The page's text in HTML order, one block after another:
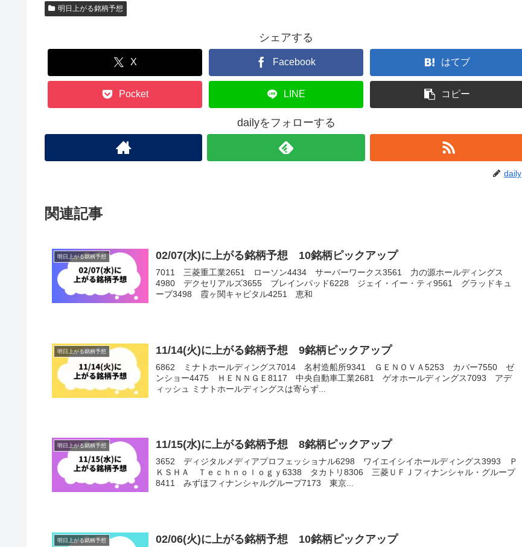
明日上がる銘柄予想
シェアする
X Facebook はてブ
Pocket LINE コピー
dailyをフォローする
daily
関連記事
明日上がる銘柄予想 02/07(水)に上がる銘柄予想 10銘柄ピックアップ
7011 三菱重工業2651 ローソン4434 サーバーワークス3561 力の源ホールディングス
4980 デクセリアルズ3655 ブレインパッド6228 ジェイ・イー・ティ9561 グラッドキュ
ーブ3498 霞ヶ関キャピタル4251 恵和
明日上がる銘柄予想 11/14(火)に上がる銘柄予想 9銘柄ピックアップ
6862 ミナトホールディングス7014 名村造船所9341 ＧＥＮＯＶＡ5253 カバー7550 ゼ
ンショー4475 ＨＥＮＮＧＥ8117 中央自動車工業2681 ゲオホールディングス7093 アデ
ィッシュ ミナトホールディングスは寄らず...
明日上がる銘柄予想 11/15(水)に上がる銘柄予想 8銘柄ピックアップ
3652 ディジタルメディアプロフェッショナル6298 ワイエイシイホールディングス3993 Ｐ
ＫＳＨＡ Ｔｅｃｈｎｏｌｏｇｙ6338 タカトリ8306 三菱ＵＦＪフィナンシャル・グループ
8411 みずほフィナンシャルグループ7173 東京...
明日上がる銘柄予想 02/06(火)に上がる銘柄予想 10銘柄ピックアップ